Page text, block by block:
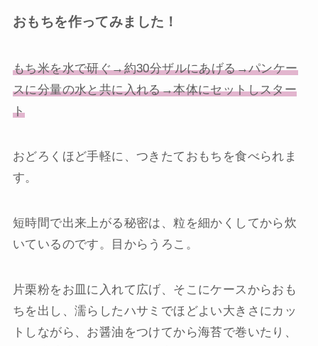
おもちを作ってみました！
もち米を水で研ぐ→約30分ザルにあげる→パンケー
スに分量の水と共に入れる→本体にセットしスター
ト
おどろくほど手軽に、つきたておもちを食べられま
す。
短時間で出来上がる秘密は、粒を細かくしてから炊
いているのです。目からうろこ。
片栗粉をお皿に入れて広げ、そこにケースからおも
ちを出し、濡らしたハサミでほどよい大きさにカッ
トしながら、お醤油をつけてから海苔で巻いたり、